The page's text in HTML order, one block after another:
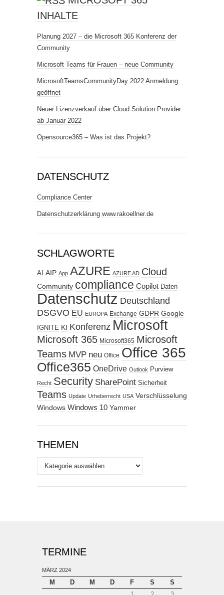
INHALTE
Planung 2027 – die Microsoft 365 Konferenz der
Community
Microsoft Teams für Frauen – neue Community
MicrosoftTeamsCommunityDay 2022 Anmeldung
geöffnet
Neuer Lizenzverkauf über Cloud Solution Provider
ab Januar 2022
Opensource365 – Was ist das Projekt?
DATENSCHUTZ
Compliance Center
Datenschutzerklärung www.rakoellner.de
SCHLAGWORTE
AI AIP App AZURE AZURE AD Cloud
Community compliance Copilot Daten
Datenschutz Deutschland
DSGVO EU EUROPA Exchange GDPR Google
IGNITE KI Konferenz Microsoft
Microsoft 365 Microsoft365 Microsoft
Teams MVP neu Office Office 365
Office365 OneDrive Outlook Purview
Recht Security SharePoint Sicherheit
Teams Update Urheberrecht USA Verschlüsselung
Windows Windows 10 Yammer
THEMEN
Themen
TERMINE
MÄRZ 2024
M D M D F S
S